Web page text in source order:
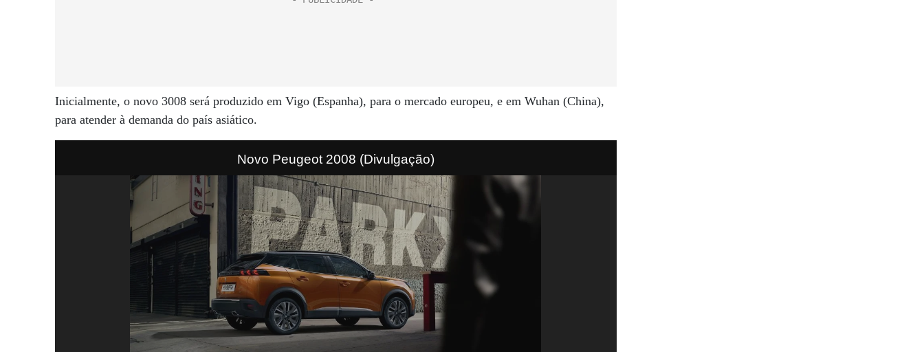
Inicialmente, o novo 3008 será produzido em Vigo (Espanha), para o mercado europeu, e em Wuhan (China),
para atender à demanda do país asiático.
Novo Peugeot 2008 (Divulgação)